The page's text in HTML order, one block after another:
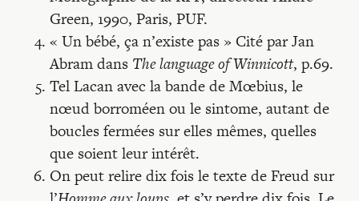
Green, 1990, Paris, PUF.
« Un bébé, ça n’existe pas » Cité par Jan
Abram dans The language of Winnicott, p.69.
Tel Lacan avec la bande de Mœbius, le
nœud borroméen ou le sintome, autant de
boucles fermées sur elles mêmes, quelles
que soient leur intérêt.
On peut relire dix fois le texte de Freud sur